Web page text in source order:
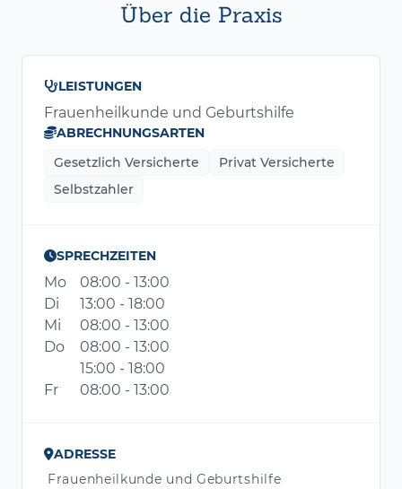
Über die Praxis
LEISTUNGEN
Frauenheilkunde und Geburtshilfe
ABRECHNUNGSARTEN
Gesetzlich Versicherte
Privat Versicherte
Selbstzahler
SPRECHZEITEN
Mo
08:00 - 13:00
Di
13:00 - 18:00
Mi
08:00 - 13:00
Do
08:00 - 13:00
15:00 - 18:00
Fr
08:00 - 13:00
ADRESSE
Frauenheilkunde und Geburtshilfe